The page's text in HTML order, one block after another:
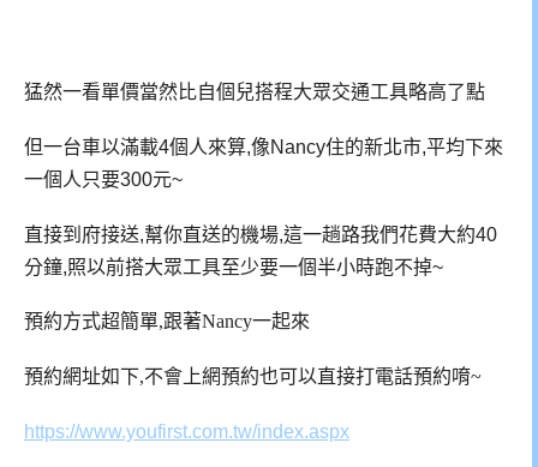
猛然一看單價當然比自個兒搭程大眾交通工具略高了點
但一台車以滿載4個人來算,像Nancy住的新北市,平均下來
一個人只要300元~
直接到府接送,幫你直送的機場,這一趟路我們花費大約40
分鐘,照以前搭大眾工具至少要一個半小時跑不掉~
預約方式超簡單,跟著Nancy一起來
預約網址如下,不會上網預約也可以直接打電話預約唷~
https://www.youfirst.com.tw/index.aspx